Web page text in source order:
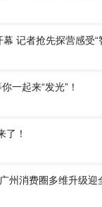
记者抢先探营感受“
一起来“发光”！
了！
州消费圈多维升级迎